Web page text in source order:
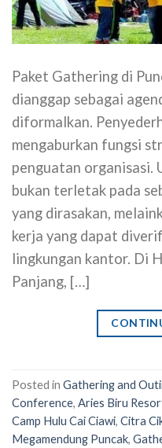
Paket Gathering di
dianggap sebagai
diformalkan.
mengaburkan fungsi
penguatan organisasi.
bukan terletak pada
yang dirasakan,
kerja yang dapat
lingkungan kantor. Di
Panjang, […]
Posted in Gathering and
Conference, Aries Biru
Camp Hulu Cai Ciawi, Citra
Megamendung Puncak,